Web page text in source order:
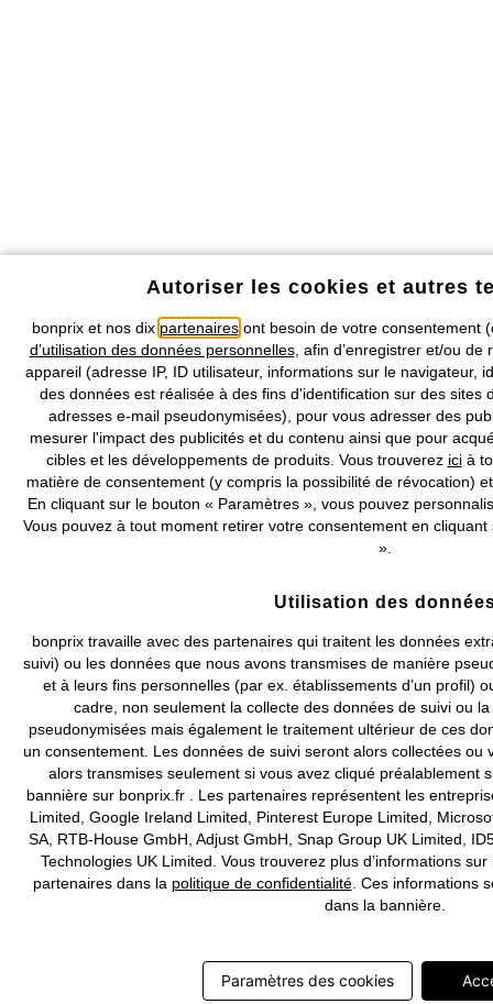
Autoriser les cookies et autres
bonprix et nos dix partenairesont besoin de votre consentement
d’utilisation des données personnelles, afin d’enregistrer et/ou de
appareil (adresse IP, ID utilisateur, informations sur le navigateur,
des données est réalisée à des fins d'identification sur des sites
adresses e-mail pseudonymisées), pour vous adresser des
mesurer l'impact des publicités et du contenu ainsi que pour
cibles et les développements de produits. Vous trouverez icià
matière de consentement (y compris la possibilité de révocation)
En cliquant sur le bouton « Paramètres », vous pouvez
Vous pouvez à tout moment retirer votre consentement en
».
Utilisation des
bonprix travaille avec des partenaires qui traitent les données
suivi) ou les données que nous avons transmises de manière
et à leurs fins personnelles (par ex. établissements d’un profil)
cadre, non seulement la collecte des données de suivi ou
pseudonymisées mais également le traitement ultérieur de ces
un consentement. Les données de suivi seront alors collectées ou
alors transmises seulement si vous avez cliqué préalablement
bannière sur bonprix.fr . Les partenaires représentent les
Limited, Google Ireland Limited, Pinterest Europe Limited,
SA, RTB-House GmbH, Adjust GmbH, Snap Group UK Limited,
Technologies UK Limited. Vous trouverez plus d’informations
partenaires dans la politique de confidentialité. Ces informations
dans la bannière.
Paramètres des cookies